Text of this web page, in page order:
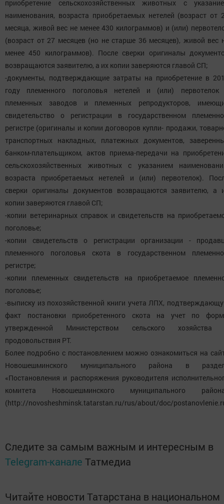
приобретение сельскохозяйственных животных с
наименования, возраста приобретаемых нетелей (возраст от
месяца, живой вес не менее 430 килограммов) и (или)
(возраст от 27 месяцев (но не старше 36 месяцев), живой вес
менее 450 килограммов). После сверки оригиналы
возвращаются заявителю, а их копии заверяются главой СП;
-документы, подтверждающие затраты на приобретение в
году племенного поголовья нетелей и (или) первотелок
племенных заводов и племенных репродукторов,
свидетельство о регистрации в государственном
регистре (оригиналы и копии договоров купли- продажи,
транспортных накладных, платежных документов,
банком-плательщиком, актов приема-передачи на
сельскохозяйственных животных с указанием
возраста приобретаемых нетелей и (или) первотелок).
сверки оригиналы документов возвращаются заявителю, а
копии заверяются главой СП;
-копии ветеринарных справок и свидетельств на
поголовье;
-копии свидетельств о регистрации организации -
племенного поголовья скота в государственном
регистре;
-копии племенных свидетельств на приобретаемое
поголовье;
-выписку из похозяйственной книги учета ЛПХ,
факт постановки приобретенного скота на учет по
утвержденной Министерством сельского хозяйства
продовольствия РТ.
Более подробно с постановлением можно ознакомиться на
Новошешминского муниципального района в
«Постановления и распоряжения руководителя
комитета Новошешминского муниципального
(http://novosheshminsk.tatarstan.ru/rus/about/doc/
Следите за самым важным и интересным в
Telegram-канале Татмедиа
Читайте новости Татарстана в национальном